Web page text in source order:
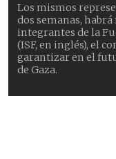
Los mismos
dos semanas,
integrantes de la
(ISF, en inglés), el
garantizar en el
de Gaza.